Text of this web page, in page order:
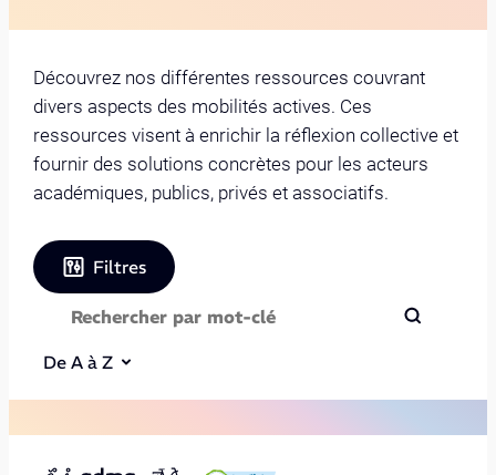
Découvrez nos différentes ressources couvrant
divers aspects des mobilités actives. Ces
ressources visent à enrichir la réflexion collective et
fournir des solutions concrètes pour les acteurs
académiques, publics, privés et associatifs.
Filtres
De A à Z